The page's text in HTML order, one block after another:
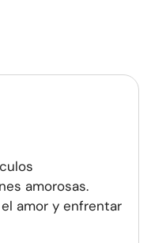
amorosas.
amor y enfrentar